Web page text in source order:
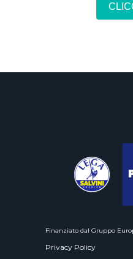
Finanziato dal Gruppo
Privacy Policy